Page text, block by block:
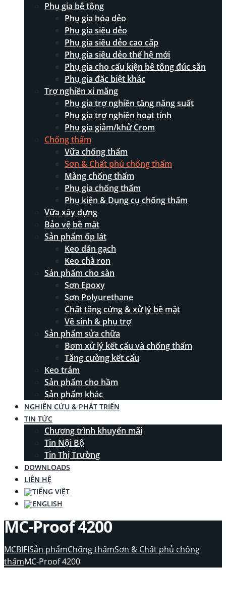
Phụ gia bê tông
Phụ gia hóa dẻo
Phụ gia siêu dẻo
Phụ gia siêu dẻo cao cấp
Phụ gia siêu dẻo thế hệ mới
Phụ gia cho cấu kiện bê tông đúc sẵn
Phụ gia đặc biệt khác
Trợ nghiền xi măng
Phụ gia trợ nghiền tăng năng suất
Phụ gia trợ nghiền hoạt tính
Phụ gia giảm/khử Crom
Chống thấm
Vữa chống thấm
Sơn & Chất phủ chống thấm
Màng chống thấm
Phụ gia chống thấm
Phụ kiện & Dụng cụ chống thấm
Vữa xây dựng
Bảo vệ bề mặt
Sản phẩm ốp lát
Keo dán gạch
Keo chà ron
Sản phẩm cho sàn
Sơn Epoxy
Sơn Polyurethane
Chất tăng cứng & xử lý bề mặt
Vệ sinh & phụ trợ
Sản phẩm sửa chữa
Bơm xử lý kết cấu và chống thấm
Tăng cường kết cấu
Keo trám
Sản phẩm cho hầm
Sản phẩm khác
NGHIÊN CỨU & PHÁT TRIỂN
TIN TỨC
Chương trình khuyến mãi
Tin Nội Bộ
Tin Thị Trường
DOWNLOADS
LIÊN HỆ
MC-Proof 4200
MCBIFISản phẩmChống thấmSơn & Chất phủ chống
thấmMC-Proof 4200